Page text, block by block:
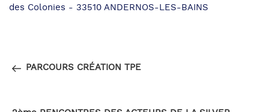
des Colonies - 33510 ANDERNOS-LES-BAINS
l’article
précédent
PARCOURS CRÉATION TPE
suivant